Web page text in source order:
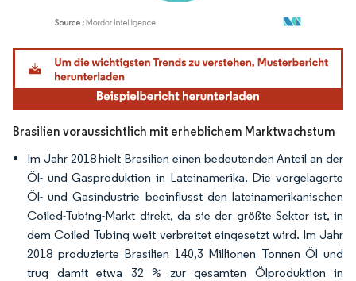
Bild © Mordor Intelligence. Wiederverwendung erfordert Namensnennung gemäß
Brasilien voraussichtlich mit erheblichem Marktwachstum
Im Jahr 2018 hielt Brasilien einen bedeutenden Anteil an der
Öl- und Gasproduktion in Lateinamerika. Die vorgelagerte
Öl- und Gasindustrie beeinflusst den lateinamerikanischen
Coiled-Tubing-Markt direkt, da sie der größte Sektor ist, in
dem Coiled Tubing weit verbreitet eingesetzt wird. Im Jahr
2018 produzierte Brasilien 140,3 Millionen Tonnen Öl und
trug damit etwa 32 % zur gesamten Ölproduktion in